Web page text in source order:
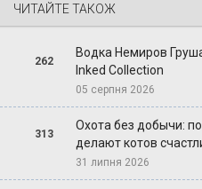
ЧИТАЙТЕ ТАКОЖ
262
Водка Немиров
Inked Collection
05 серпня 2026
313
Охота без добычи:
делают котов
31 липня 2026